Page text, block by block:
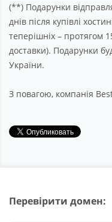
(**) Подарунки
днів після купівлі
теперішніх – протягом
доставки). Подарунки
України.
З повагою, компанія
Перевірити домен: